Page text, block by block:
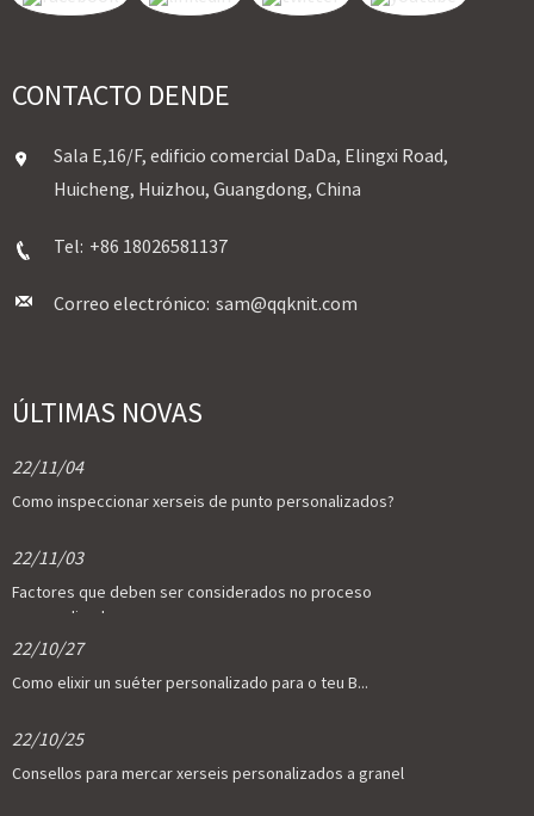
CONTACTO DENDE
Sala E,16/F, edificio comercial DaDa, Elingxi Road,
Huicheng, Huizhou, Guangdong, China
Tel: +86 18026581137
Correo electrónico: sam@qqknit.com
ÚLTIMAS NOVAS
22/11/04
Como inspeccionar xerseis de punto personalizados?
22/11/03
Factores que deben ser considerados no proceso
personalizado...
22/10/27
Como elixir un suéter personalizado para o teu B...
22/10/25
Consellos para mercar xerseis personalizados a granel